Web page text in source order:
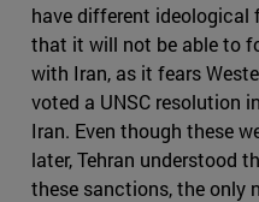
have different ideological
that it will not be able to
with Iran, as it fears
voted a UNSC resolution
Iran. Even though these
later, Tehran understood
these sanctions, the only